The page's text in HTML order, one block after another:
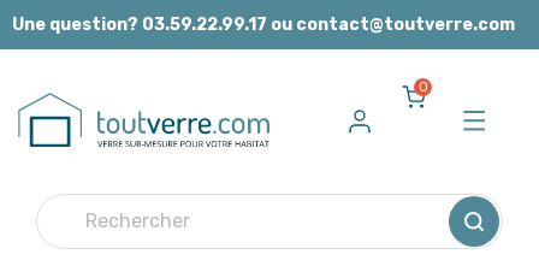
Panneau de gestion des cookies
Une question? 03.59.22.99.17 ou contact@toutverre.com
0